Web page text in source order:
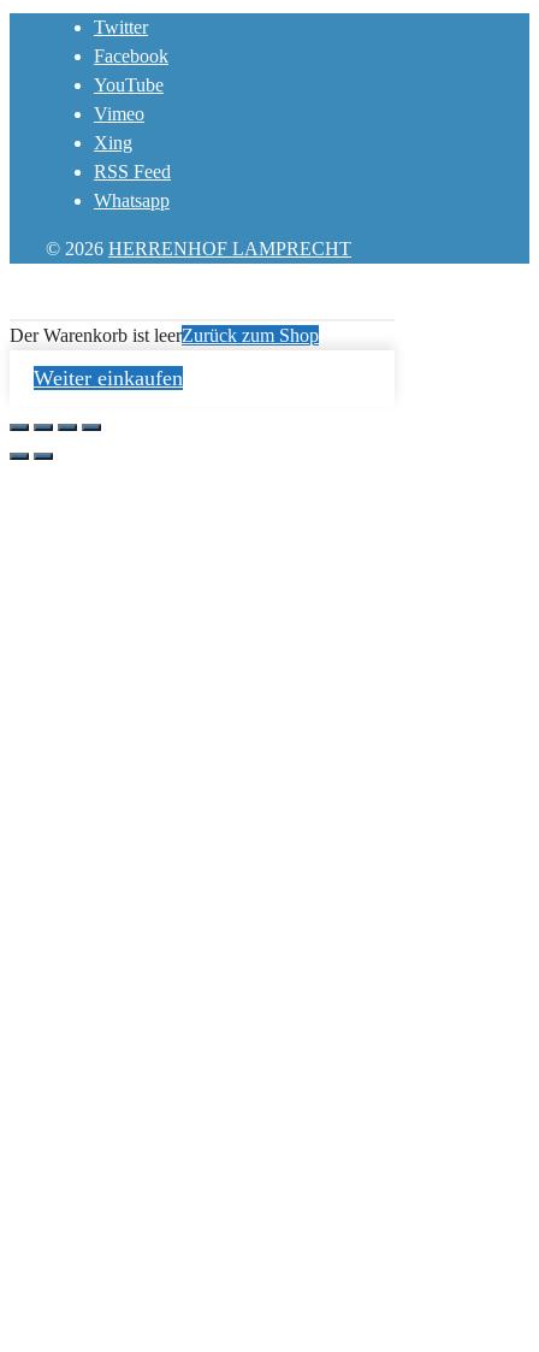
Twitter
Facebook
YouTube
Vimeo
Xing
RSS Feed
Whatsapp
© 2026 HERRENHOF LAMPRECHT
Der Warenkorb ist leerZurück zum Shop
Weiter einkaufen